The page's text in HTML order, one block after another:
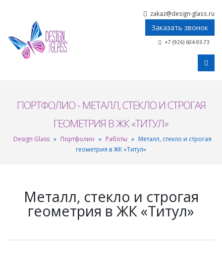
zakaz@design-glass.ru
Заказать звонок
+7 (926) 604-93-73
ПОРТФОЛИО - МЕТАЛЛ, СТЕКЛО И СТРОГАЯ
ГЕОМЕТРИЯ В ЖК «ТИТУЛ»
Design Glass » Портфолио » Работы » Металл, стекло и строгая
геометрия в ЖК «Титул»
Металл, стекло и строгая
геометрия в ЖК «Титул»